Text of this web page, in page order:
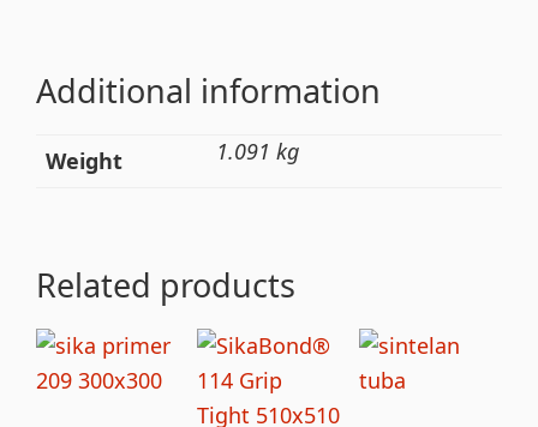
Additional information
Weight 1.091 kg
Related products